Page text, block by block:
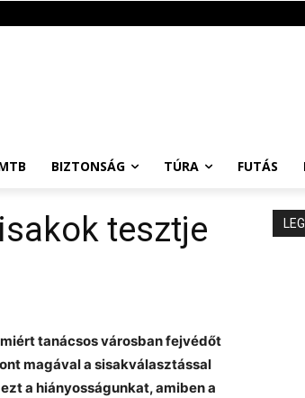
BIZTONSÁG TÚRA FUTÁS
tesztje
tanácsos városban fejvédőt
magával a sisakválasztással
a hiányosságunkat, amiben a